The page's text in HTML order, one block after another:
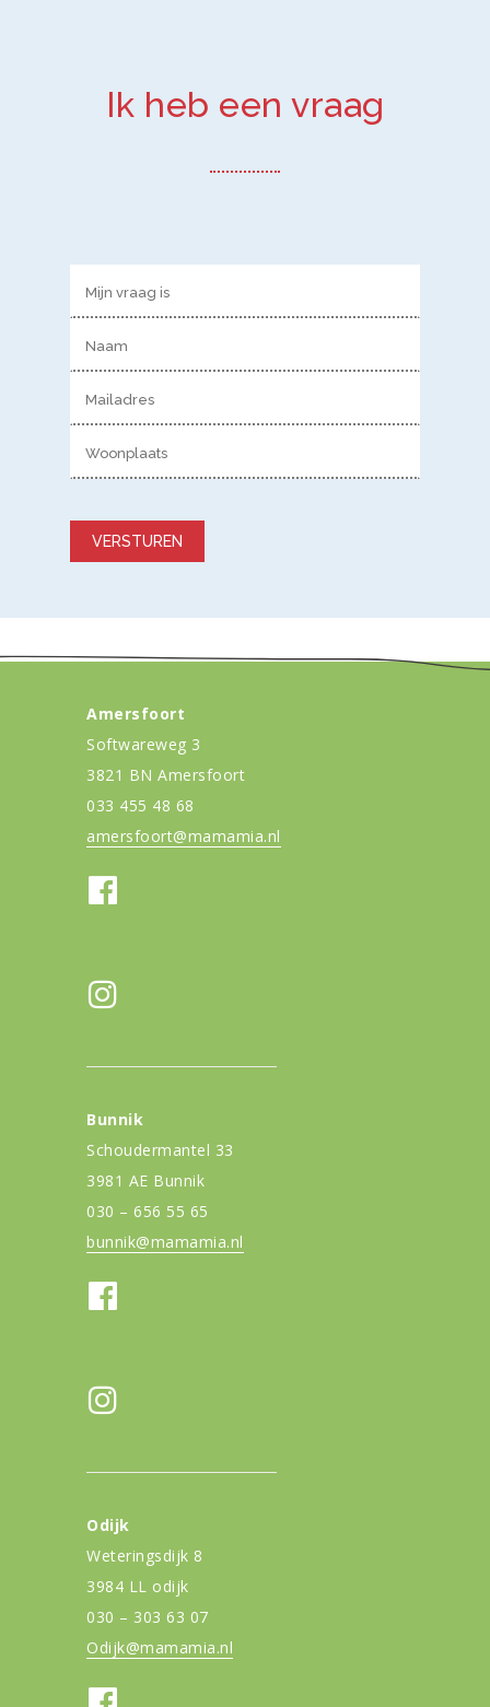
Ik heb een vraag
Amersfoort
Softwareweg 3
3821 BN Amersfoort
033 455 48 68
amersfoort@mamamia.nl
Bunnik
Schoudermantel 33
3981 AE Bunnik
030 – 656 55 65
bunnik@mamamia.nl
Odijk
Weteringsdijk 8
3984 LL odijk
030 – 303 63 07
Odijk@mamamia.nl